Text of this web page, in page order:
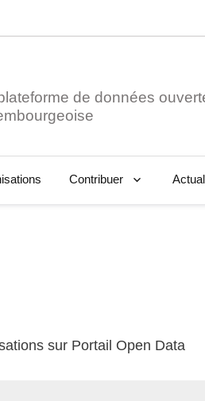
de données
Contribuer
sur Portail Open Data